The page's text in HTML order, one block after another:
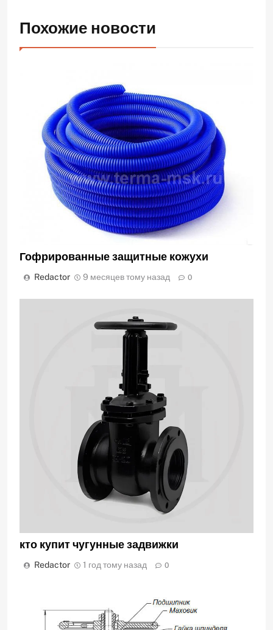
Похожие новости
Гофрированные защитные кожухи
Redactor 9 месяцев тому назад 0
кто купит чугунные задвижки
Redactor 1 год тому назад 0